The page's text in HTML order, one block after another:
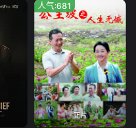
正片
人气:681